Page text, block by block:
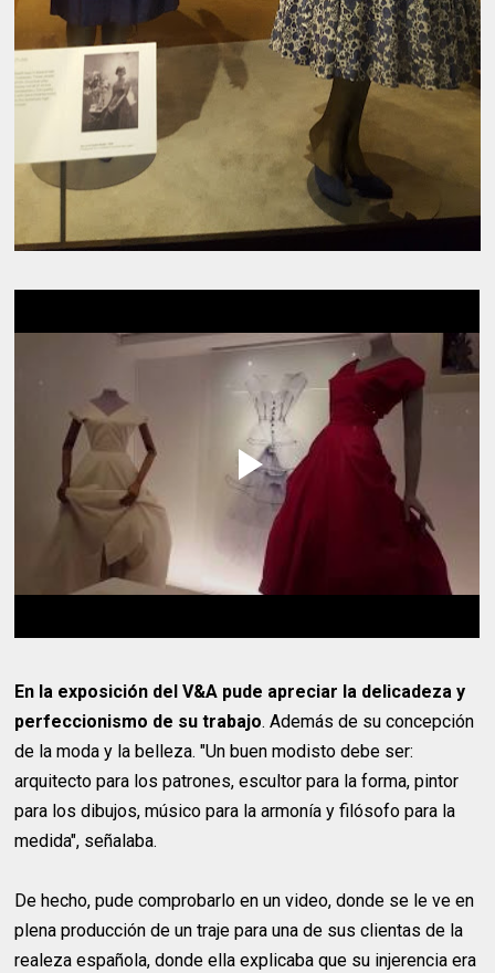
En la exposición del V&A pude apreciar la delicadeza y
perfeccionismo de su trabajo. Además de su concepción
de la moda y la belleza. "Un buen modisto debe ser:
arquitecto para los patrones, escultor para la forma, pintor
para los dibujos, músico para la armonía y filósofo para la
medida", señalaba.
De hecho, pude comprobarlo en un video, donde se le ve en
plena producción de un traje para una de sus clientas de la
realeza española, donde ella explicaba que su injerencia era